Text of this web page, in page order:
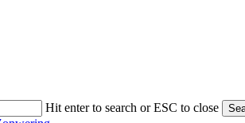
Hit enter to search or ESC to close